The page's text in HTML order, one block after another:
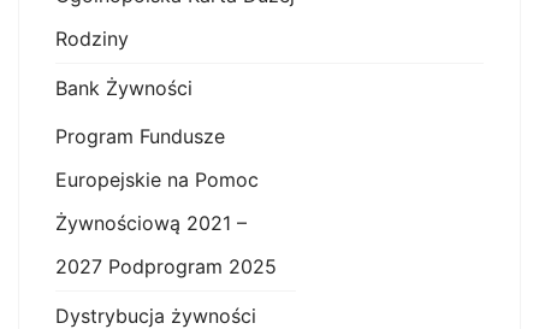
Rodziny
Bank Żywności
Program Fundusze
Europejskie na Pomoc
Żywnościową 2021 –
2027 Podprogram 2025
Dystrybucja żywności